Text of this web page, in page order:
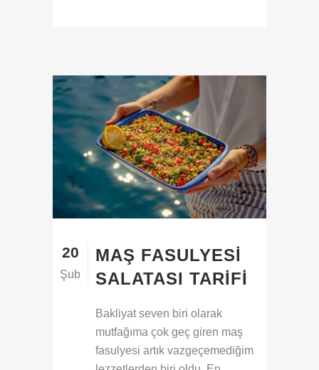
20
Şub
MAŞ FASULYESI
SALATASI TARIFI
Bakliyat seven biri olarak
mutfağıma çok geç giren maş
fasulyesi artık vazgeçemediğim